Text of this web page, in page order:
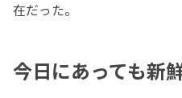
在だった。
今日にあっても新